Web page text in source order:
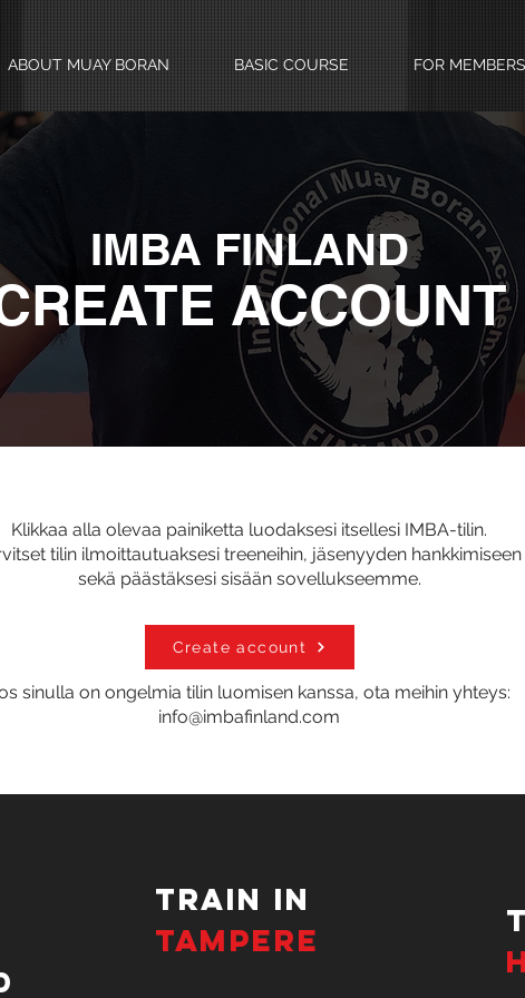
ABOUT MUAY BORAN BASIC COURSE FOR MEMBERS
IMBA FINLAND
ACCOUNT
Klikkaa alla olevaa painiketta luodaksesi itsellesi IMBA-tilin.
tilin ilmoittautuaksesi treeneihin, jäsenyyden hankkimiseen
sekä päästäksesi sisään sovellukseemme.
Create account
sinulla on ongelmia tilin luomisen kanssa, ota meihin yhteys:
info@imbafinland.com
TRAIN IN
TAMPERE